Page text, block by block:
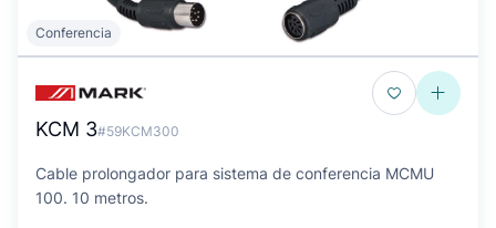
Conferencia
KCM 3#59KCM300
Cable prolongador para sistema de conferencia MCMU
100. 10 metros.